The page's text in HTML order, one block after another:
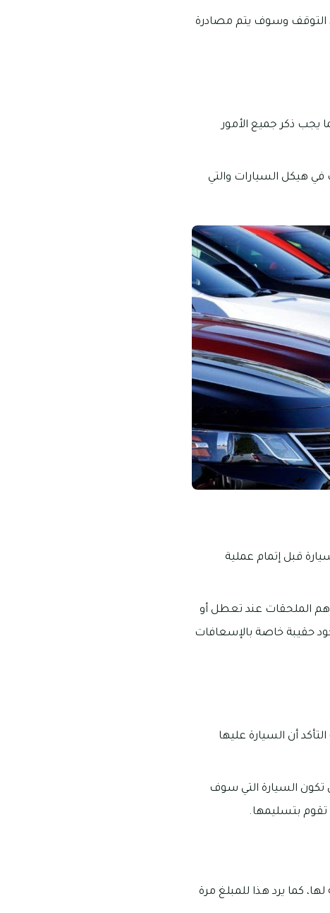
التوقف وسوف يتم مصادرة
يجب ذكر جميع الأمور
هيكل السيارات والتي
قبل إتمام عملية
الملحقات عند تعطل أو
حقيبة خاصة بالإسعافات
أن السيارة عليها
تكون السيارة التي سوف
بتسليمها.
كما يرد هذا للمبلغ مرة